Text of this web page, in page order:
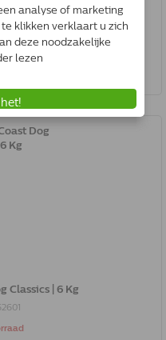
| 340 Gr
Classics | 6 Kg